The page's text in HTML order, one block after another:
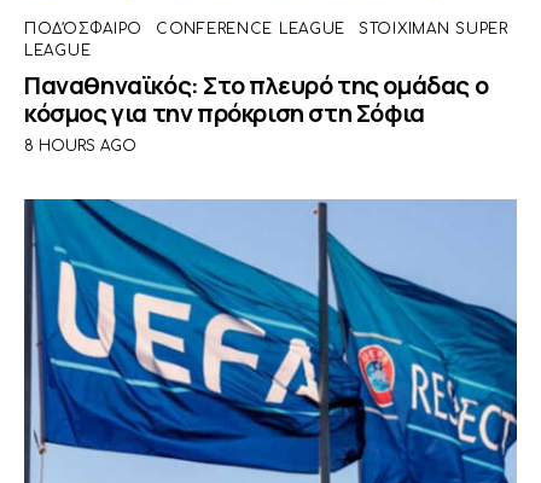
ΠΟΔΌΣΦΑΙΡΟ CONFERENCE LEAGUE
STOIXIMAN SUPER
LEAGUE
Παναθηναϊκός: Στο πλευρό της ομάδας ο
κόσμος για την πρόκριση στη Σόφια
8 HOURS AGO